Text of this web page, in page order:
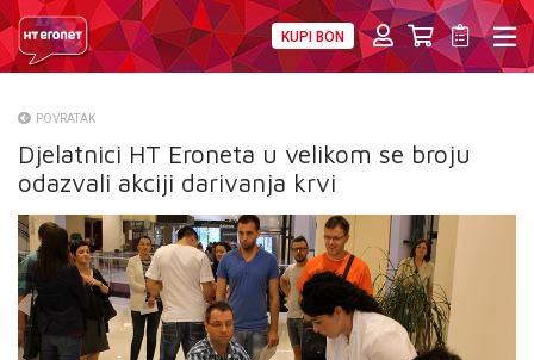
KUPI BON
O NAMA
NATJEČAJI
VELEPRODAJA
POVRATAK
Djelatnici HT Eroneta u velikom se broju
odazvali akciji darivanja krvi